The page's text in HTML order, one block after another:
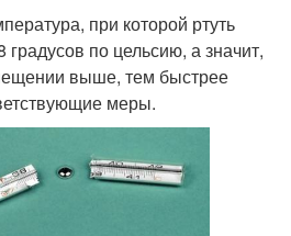
при которой ртуть
градусов по цельсию, а значит,
выше, тем быстрее
меры.